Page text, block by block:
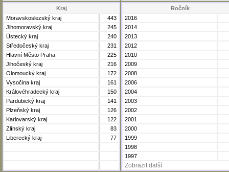
Kraj
Moravskoslezský kraj
443
Jihomoravský kraj
245
Ústecký kraj
240
Středočeský kraj
231
Hlavní Město Praha
225
Jihočeský kraj
216
Olomoucký kraj
172
Vysočina kraj
161
Královéhradecký kraj
150
Pardubický kraj
141
Plzeňský kraj
126
Karlovarský kraj
122
Zlínský kraj
83
Liberecký kraj
77
Ročník
2016
2014
2013
2012
2010
2009
2008
2006
2004
2003
2002
2001
2000
1999
1998
1997
Zobrazit další